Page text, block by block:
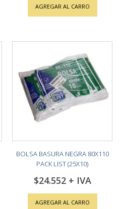
AGREGAR AL CARRO
BOLSA BASURA NEGRA 80X110
PACK LIST (25X10)
$24.552
AGREGAR AL CARRO